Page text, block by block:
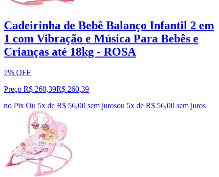
Cadeirinha de Bebê Balanço Infantil 2 em
1 com Vibração e Música Para Bebês e
Crianças até 18kg - ROSA
7% OFF
Preço R$ 260,39R$ 260,39
no Pix Ou 5x de R$ 56,00 sem jurosou 5x de R$ 56,00 sem juros